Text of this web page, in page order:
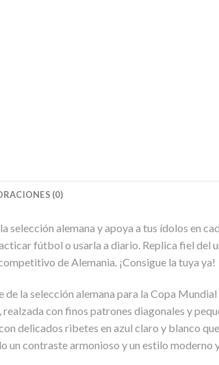
(0)
selección alemana y apoya a tus ídolos en
fútbol o usarla a diario. Replica fiel del
de Alemania. ¡Consigue la tuya ya!
de la selección alemana para la Copa
realzada con finos patrones diagonales y
delicados ribetes en azul claro y blanco
un contraste armonioso y un estilo moderno